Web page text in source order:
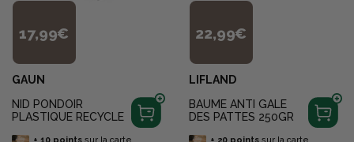
17,99€
GAUN
NID PONDOIR
PLASTIQUE RECYCLE
22,99€
LIFLAND
BAUME ANTI GALE
DES PATTES 250GR